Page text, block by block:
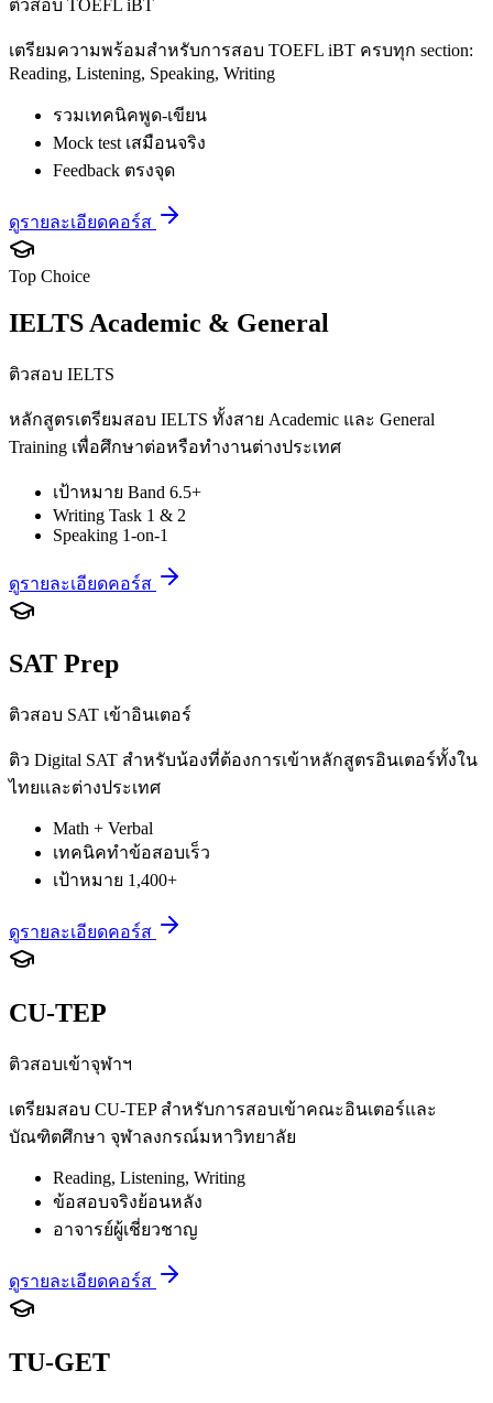
ติวสอบ TOEFL iBT
เตรียมความพร้อมสำหรับการสอบ TOEFL iBT ครบทุก section:
Reading, Listening, Speaking, Writing
รวมเทคนิคพูด-เขียน
Mock test เสมือนจริง
Feedback ตรงจุด
ดูรายละเอียดคอร์ส
Top Choice
IELTS Academic & General
ติวสอบ IELTS
หลักสูตรเตรียมสอบ IELTS ทั้งสาย Academic และ General
Training เพื่อศึกษาต่อหรือทำงานต่างประเทศ
เป้าหมาย Band 6.5+
Writing Task 1 & 2
Speaking 1-on-1
ดูรายละเอียดคอร์ส
SAT Prep
ติวสอบ SAT เข้าอินเตอร์
ติว Digital SAT สำหรับน้องที่ต้องการเข้าหลักสูตรอินเตอร์ทั้งใน
ไทยและต่างประเทศ
Math + Verbal
เทคนิคทำข้อสอบเร็ว
เป้าหมาย 1,400+
ดูรายละเอียดคอร์ส
CU-TEP
ติวสอบเข้าจุฬาฯ
เตรียมสอบ CU-TEP สำหรับการสอบเข้าคณะอินเตอร์และ
บัณฑิตศึกษา จุฬาลงกรณ์มหาวิทยาลัย
Reading, Listening, Writing
ข้อสอบจริงย้อนหลัง
อาจารย์ผู้เชี่ยวชาญ
ดูรายละเอียดคอร์ส
TU-GET